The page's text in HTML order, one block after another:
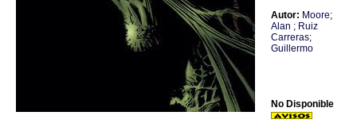
Autor: Moore;
Alan ; Ruiz
Carreras;
Guillermo
No Disponible